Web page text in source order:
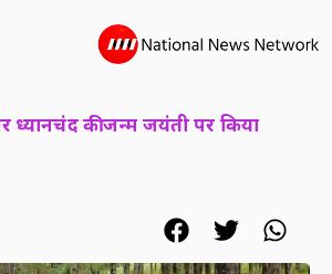
ध्यानचंद की जन्म जयंती पर किया